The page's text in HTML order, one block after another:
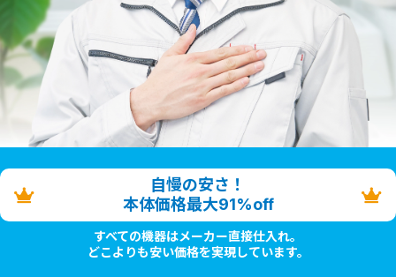
自慢の安さ！
本体価格最大91%off
すべての機器はメーカー直接仕入れ。
どこよりも安い価格を実現しています。